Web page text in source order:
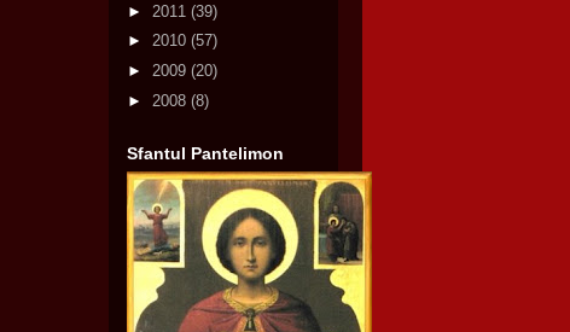
► 2011 (39)
► 2010 (57)
► 2009 (20)
► 2008 (8)
Sfantul Pantelimon